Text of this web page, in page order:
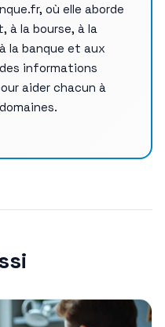
où elle aborde
à la bourse, à la
la banque et aux
informations
aider chacun à